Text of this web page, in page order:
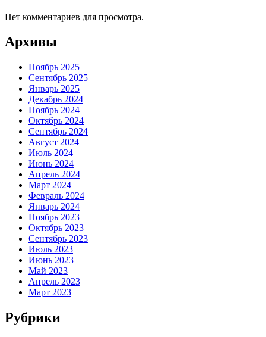
Нет комментариев для просмотра.
Архивы
Ноябрь 2025
Сентябрь 2025
Январь 2025
Декабрь 2024
Ноябрь 2024
Октябрь 2024
Сентябрь 2024
Август 2024
Июль 2024
Июнь 2024
Апрель 2024
Март 2024
Февраль 2024
Январь 2024
Ноябрь 2023
Октябрь 2023
Сентябрь 2023
Июль 2023
Июнь 2023
Май 2023
Апрель 2023
Март 2023
Рубрики